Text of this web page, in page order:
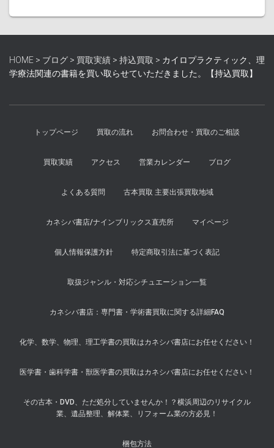
HOME > ブログ > 買取実績 > 持込買取 > カイロプラクティック、理
学療法関連の書籍を買い取らせていただきました。【持込買取】
トップページ 買取の流れ お問合わせ・買取のご相談
買取実績 アクセス 営業カレンダー ブログ
よくある質問 古本買取 主要出張買取地域
カネシバ書店/ナインブリックス直売所 マイページ
個人情報保護方針 特定商取引法に基づく表記
取扱ジャンル・対応シチュエーション一覧
カネシバ書店：専門書・学術書買取に関する詳細FAQ
化学、数学、物理、理工学書の買取はカネシバ書店にお任せください！
医学書・歯科学書・獣医学書の買取はカネシバ書店にお任せください！
その古本・DVD、ただ処分していませんか！？横浜周辺のリサイクル
業、遺品整理、解体業、リフォーム業の方必見！
梱包方法